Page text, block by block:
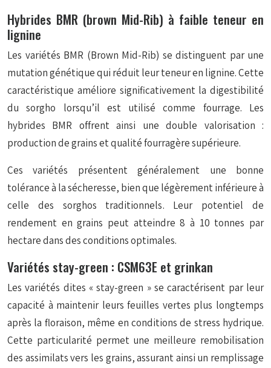
Hybrides BMR (brown Mid-Rib) à faible teneur en
lignine
Les variétés BMR (Brown Mid-Rib) se distinguent par une
mutation génétique qui réduit leur teneur en lignine. Cette
caractéristique améliore significativement la digestibilité
du sorgho lorsqu’il est utilisé comme fourrage. Les
hybrides BMR offrent ainsi une double valorisation :
production de grains et qualité fourragère supérieure.
Ces variétés présentent généralement une bonne
tolérance à la sécheresse, bien que légèrement inférieure à
celle des sorghos traditionnels. Leur potentiel de
rendement en grains peut atteindre 8 à 10 tonnes par
hectare dans des conditions optimales.
Variétés stay-green : CSM63E et grinkan
Les variétés dites « stay-green » se caractérisent par leur
capacité à maintenir leurs feuilles vertes plus longtemps
après la floraison, même en conditions de stress hydrique.
Cette particularité permet une meilleure remobilisation
des assimilats vers les grains, assurant ainsi un remplissage